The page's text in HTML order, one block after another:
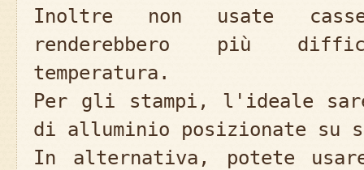
Inoltre non usate
renderebbero più
temperatura.
Per gli stampi, l'ideale
di alluminio posizionate su
In alternativa, potete